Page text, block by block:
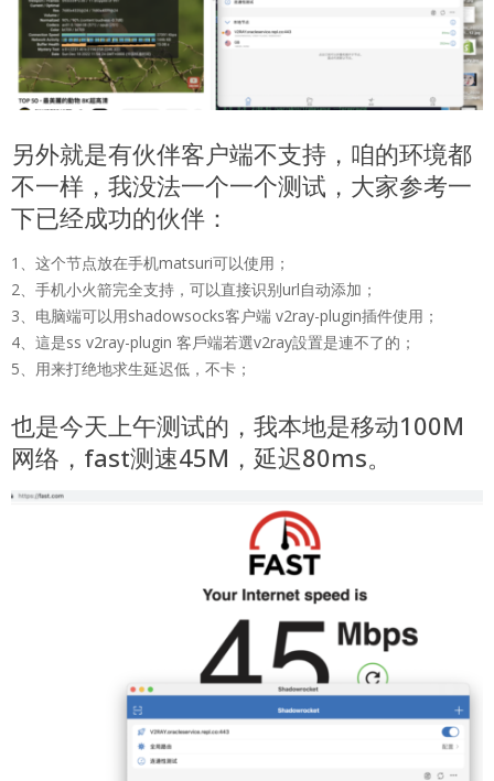
另外就是有伙伴客户端不支持，咱的环境都
不一样，我没法一个一个测试，大家参考一
下已经成功的伙伴：
1、这个节点放在手机matsuri可以使用；
2、手机小火箭完全支持，可以直接识别url自动添加；
3、电脑端可以用shadowsocks客户端 v2ray-plugin插件使用；
4、這是ss v2ray-plugin 客戶端若選v2ray設置是連不了的；
5、用来打绝地求生延迟低，不卡；
也是今天上午测试的，我本地是移动100M
网络，fast测速45M，延迟80ms。